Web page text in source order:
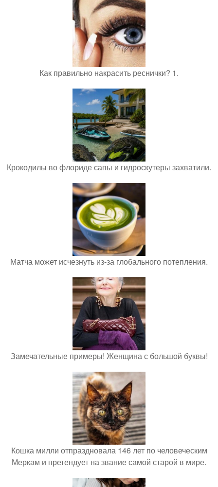
Как правильно накрасить реснички? 1.
Крокодилы во флориде сапы и гидроскутеры захватили.
Матча может исчезнуть из-за глобального потепления.
Замечательные примеры! Женщина с большой буквы!
Кошка милли отпраздновала 146 лет по человеческим
Меркам и претендует на звание самой старой в мире.